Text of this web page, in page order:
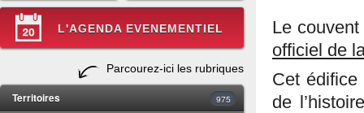
L'AGENDA EVENEMENTIEL
Parcourez-ici les rubriques
Territoires 975
Le
officiel de
Cet
de